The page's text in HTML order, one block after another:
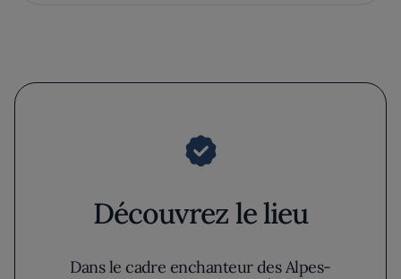
Découvrez le lieu
Dans le cadre enchanteur des Alpes-